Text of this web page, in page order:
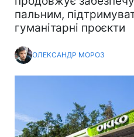
пальним,
гуманітарні проєкти
ОЛЕКСАНДР МОРОЗ